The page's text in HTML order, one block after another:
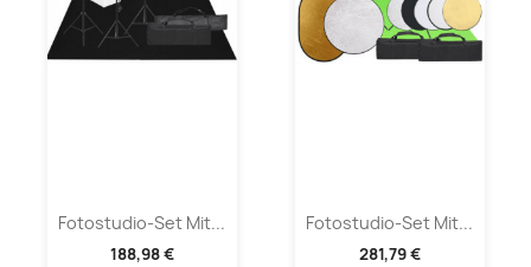
Fotostudio-Set Mit...
188,98 €
Fotostudio-Set Mit...
281,79 €